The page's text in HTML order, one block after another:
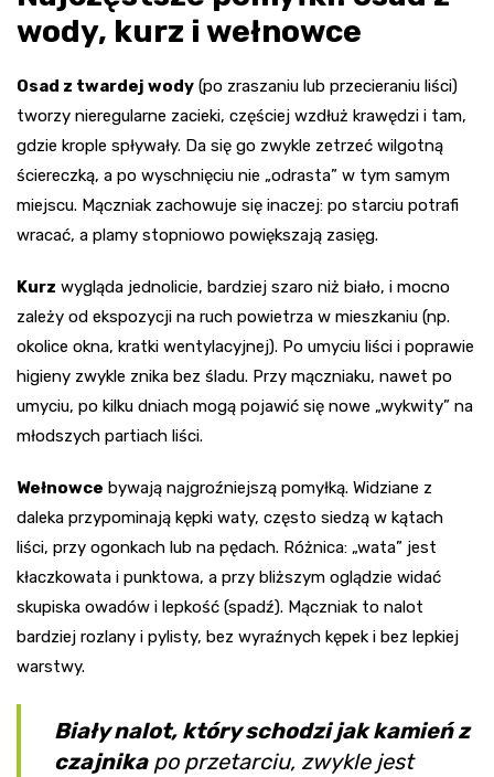
wody, kurz i wełnowce
Osad z twardej wody (po zraszaniu lub przecieraniu liści)
tworzy nieregularne zacieki, częściej wzdłuż krawędzi i tam,
gdzie krople spływały. Da się go zwykle zetrzeć wilgotną
ściereczką, a po wyschnięciu nie „odrasta” w tym samym
miejscu. Mączniak zachowuje się inaczej: po starciu potrafi
wracać, a plamy stopniowo powiększają zasięg.
Kurz wygląda jednolicie, bardziej szaro niż biało, i mocno
zależy od ekspozycji na ruch powietrza w mieszkaniu (np.
okolice okna, kratki wentylacyjnej). Po umyciu liści i poprawie
higieny zwykle znika bez śladu. Przy mączniaku, nawet po
umyciu, po kilku dniach mogą pojawić się nowe „wykwity” na
młodszych partiach liści.
Wełnowce bywają najgroźniejszą pomyłką. Widziane z
daleka przypominają kępki waty, często siedzą w kątach
liści, przy ogonkach lub na pędach. Różnica: „wata” jest
kłaczkowata i punktowa, a przy bliższym oglądzie widać
skupiska owadów i lepkość (spadź). Mączniak to nalot
bardziej rozlany i pylisty, bez wyraźnych kępek i bez lepkiej
warstwy.
Biały nalot, który schodzi jak kamień z
czajnikapo przetarciu, zwykle jest